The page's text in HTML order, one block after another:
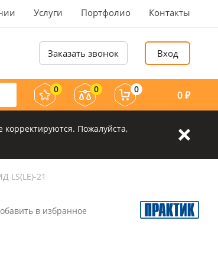
Услуги Портфолио Контакты
Заказать звонок Вход
0 0 0 0₽
Пожалуйста,
LS(LE)-21
в избранное